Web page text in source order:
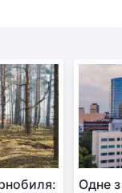
Одне з